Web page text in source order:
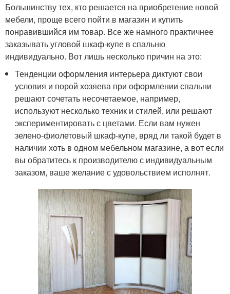
Большинству тех, кто решается на приобретение новой
мебели, проще всего пойти в магазин и купить
понравившийся им товар. Все же намного практичнее
заказывать угловой шкаф-купе в спальню
индивидуально. Вот лишь несколько причин на это:
Тенденции оформления интерьера диктуют свои
условия и порой хозяева при оформлении спальни
решают сочетать несочетаемое, например,
используют несколько техник и стилей, или решают
экспериментировать с цветами. Если вам нужен
зелено-фиолетовый шкаф-купе, вряд ли такой будет в
наличии хоть в одном мебельном магазине, а вот если
вы обратитесь к производителю с индивидуальным
заказом, ваше желание с удовольствием исполнят.